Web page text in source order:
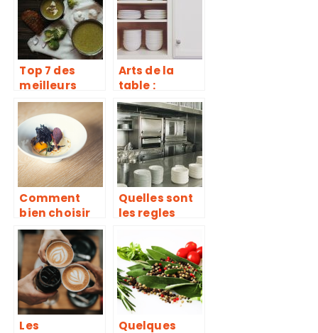
Top 7 des
meilleurs
moulins a
legumes
Arts de la
table :
comment
trouver une
vaisselle pas
chère de
qualité ?
Comment
bien choisir
une assiette
pour son plat
Quelles sont
les regles
dans la
restauration
et les
commerces
alimentaires
Les Quelques